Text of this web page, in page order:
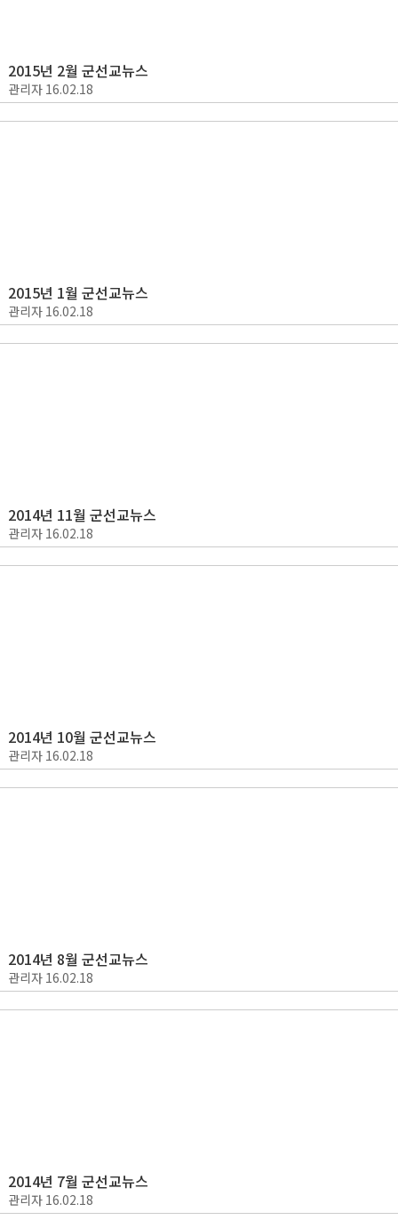
2015년 2월 군선교뉴스
관리자 16.02.18
2015년 1월 군선교뉴스
관리자 16.02.18
2014년 11월 군선교뉴스
관리자 16.02.18
2014년 10월 군선교뉴스
관리자 16.02.18
2014년 8월 군선교뉴스
관리자 16.02.18
2014년 7월 군선교뉴스
관리자 16.02.18